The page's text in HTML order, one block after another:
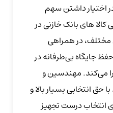
اختیار داشتن سهم
کالا های بانک خازنی در
مختلف، در همراهی
جایگاه بی‏‏‏‌طرفانه در
می‌‏‏کند. مهندسین و
حق انتخابی بسیار بالا و
انتخاب درست تجهیز